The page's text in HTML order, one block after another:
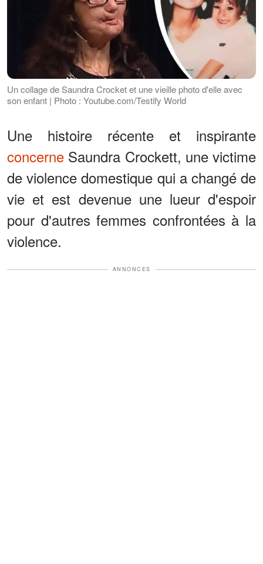
Un collage de Saundra Crocket et une vieille photo d'elle avec
son enfant | Photo : Youtube.com/Testify World
Une histoire récente et inspirante
concerne Saundra Crockett, une victime
de violence domestique qui a changé de
vie et est devenue une lueur d'espoir
pour d'autres femmes confrontées à la
violence.
ANNONCES